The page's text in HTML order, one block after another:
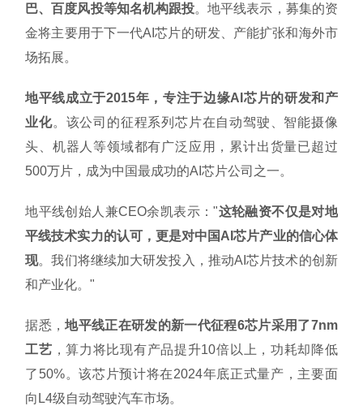
巴、百度风投等知名机构跟投。地平线表示，募集的资
金将主要用于下一代AI芯片的研发、产能扩张和海外市
场拓展。
地平线成立于2015年，专注于边缘AI芯片的研发和产
业化。该公司的征程系列芯片在自动驾驶、智能摄像
头、机器人等领域都有广泛应用，累计出货量已超过
500万片，成为中国最成功的AI芯片公司之一。
地平线创始人兼CEO余凯表示："这轮融资不仅是对地
平线技术实力的认可，更是对中国AI芯片产业的信心体
现。我们将继续加大研发投入，推动AI芯片技术的创新
和产业化。"
据悉，地平线正在研发的新一代征程6芯片采用了7nm
工艺 ，算力将比现有产品提升10倍以上，功耗却降低
了50%。该芯片预计将在2024年底正式量产，主要面
向L4级自动驾驶汽车市场。